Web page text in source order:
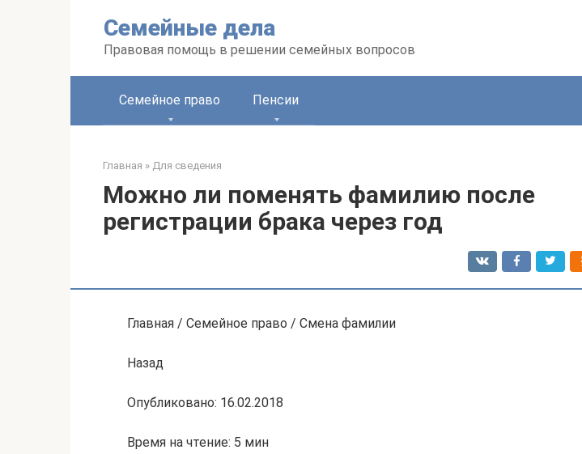
Семейные дела
Правовая помощь в решении семейных вопросов
Семейное право Пенсии
Главная » Для сведения
Можно ли поменять фамилию после
регистрации брака через год
Главная / Семейное право / Смена фамилии
Назад
Опубликовано: 16.02.2018
Время на чтение: 5 мин